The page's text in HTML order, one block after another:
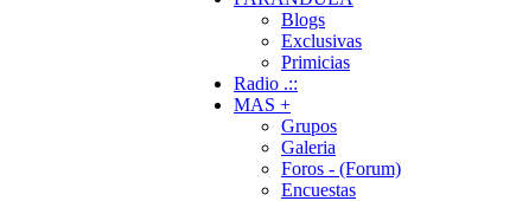
Blogs
Exclusivas
Primicias
Radio .::
MAS +
Grupos
Galeria
Foros - (Forum)
Encuestas